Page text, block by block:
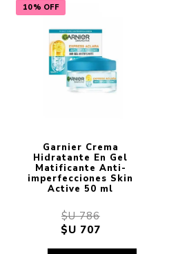
10% OFF
Garnier Crema
Hidratante En Gel
Matificante Anti-
imperfecciones Skin
Active 50 ml
$U 786
$U 707